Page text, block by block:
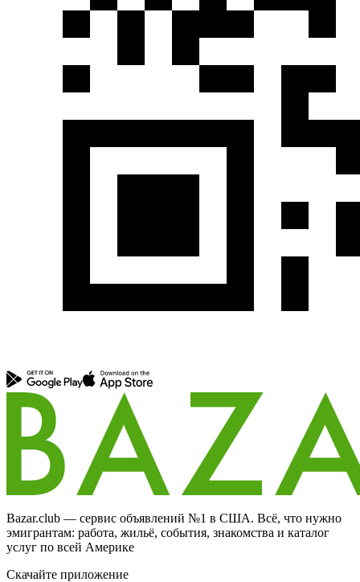
Bazar.club — сервис объявлений №1 в США. Всё, что нужно
эмигрантам: работа, жильё, события, знакомства и каталог
услуг по всей Америке
Скачайте приложение